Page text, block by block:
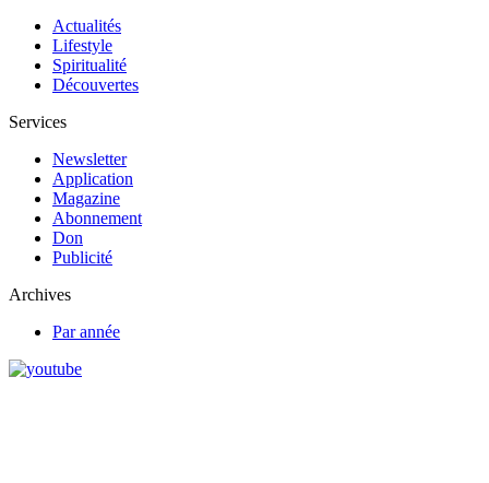
Actualités
Lifestyle
Spiritualité
Découvertes
Services
Newsletter
Application
Magazine
Abonnement
Don
Publicité
Archives
Par année